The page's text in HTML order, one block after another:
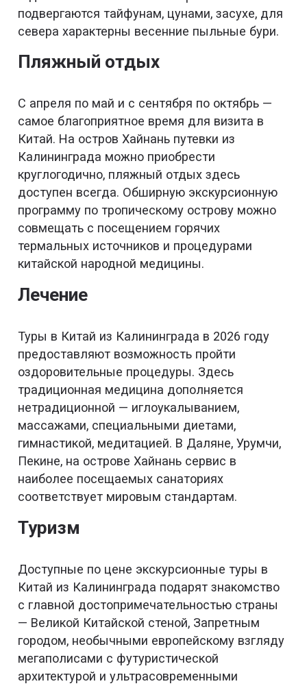
подвергаются тайфунам, цунами, засухе, для
севера характерны весенние пыльные бури.
Пляжный отдых
С апреля по май и с сентября по октябрь —
самое благоприятное время для визита в
Китай. На остров Хайнань путевки из
Калининграда можно приобрести
круглогодично, пляжный отдых здесь
доступен всегда. Обширную экскурсионную
программу по тропическому острову можно
совмещать с посещением горячих
термальных источников и процедурами
китайской народной медицины.
Лечение
Туры в Китай из Калининграда в 2026 году
предоставляют возможность пройти
оздоровительные процедуры. Здесь
традиционная медицина дополняется
нетрадиционной — иглоукалыванием,
массажами, специальными диетами,
гимнастикой, медитацией. В Даляне, Урумчи,
Пекине, на острове Хайнань сервис в
наиболее посещаемых санаториях
соответствует мировым стандартам.
Туризм
Доступные по цене экскурсионные туры в
Китай из Калининграда подарят знакомство
с главной достопримечательностью страны
— Великой Китайской стеной, Запретным
городом, необычными европейскому взгляду
мегаполисами с футуристической
архитектурой и ультрасовременными